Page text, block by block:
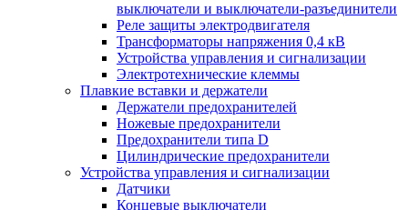
выключатели и выключатели-разъединители
Реле защиты электродвигателя
Трансформаторы напряжения 0,4 кВ
Устройства управления и сигнализации
Электротехнические клеммы
Плавкие вставки и держатели
Держатели предохранителей
Ножевые предохранители
Предохранители типа D
Цилиндрические предохранители
Устройства управления и сигнализации
Датчики
Концевые выключатели